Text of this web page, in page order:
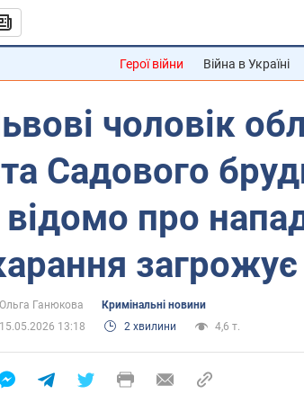
Герої війни Війна в Україні
чоловік
Садового
про
загрожує
Ольга Ганюкова
Кримінальні новини
15.05.2026 13:18
2 хвилини 4,6 т.